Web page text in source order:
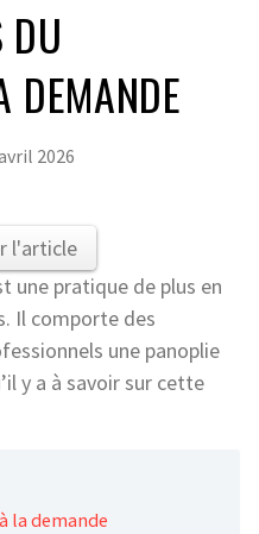
DU
DEMANDE
2026
l'article
une pratique de plus en
Il comporte des
une panoplie
y a à savoir sur cette
la demande